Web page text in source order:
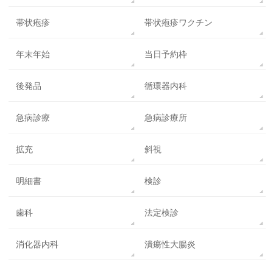
帯状疱疹 帯状疱疹ワクチン
年末年始 当日予約枠
後発品 循環器内科
急病診療 急病診療所
拡充 斜視
明細書 検診
歯科 法定検診
消化器内科 潰瘍性大腸炎